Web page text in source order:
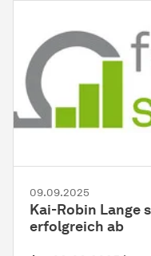
09.09.2025
Kai-Robin Lange
erfolgreich ab